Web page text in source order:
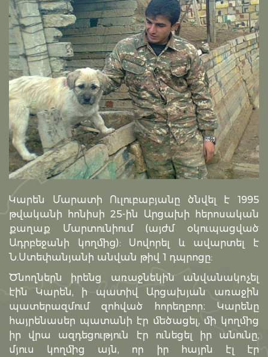
Կարեն Մարատի Ուլուբաբյանը ծնվել է 1995
թվականի հոնիսի 25-ին Արցախի հերոսական
քաղաք Մարտունիում (այժմ օկուպացված
Ադրբեջանի կողմից): Սովորել և ավարտել է
Ն.Ստեփանյանի անվան թիվ 1 դպրոցը:
Ծնողներն իրենց առաջնեկին անվանակոչել
էին Կարեն, ի պատիվ Արցախյան առաջին
պատերազմում զոհված հորեղբոր։ Կարենը
հայրենասեր պատանի էր մեծացել, մի կողմից
իր վրա ազդեցություն էր ունեցել իր անունը,
մյուս կողմից այն, որ իր հայրն էլ էր